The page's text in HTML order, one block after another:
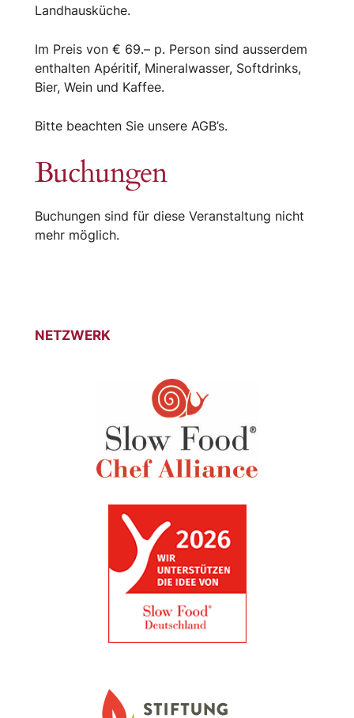
Landhausküche.
Im Preis von € 69.– p. Person sind ausserdem
enthalten Apéritif, Mineralwasser, Softdrinks,
Bier, Wein und Kaffee.
Bitte beachten Sie unsere AGB’s.
Buchungen
Buchungen sind für diese Veranstaltung nicht
mehr möglich.
NETZWERK